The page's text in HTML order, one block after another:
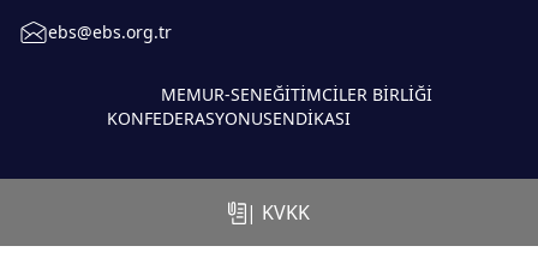
MEMUR-SEN
KONFEDERASYONU
EĞİTİMCİLER BİRLİĞİ
SENDİKASI
ebs@ebs.org.tr
| KVKK